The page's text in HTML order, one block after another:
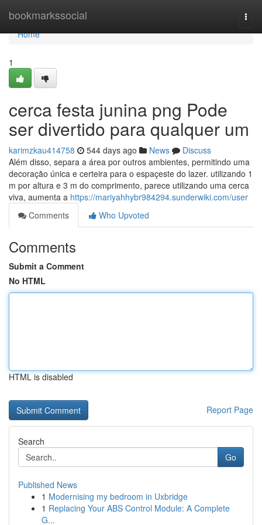
bookmarkssocial
Home
Home
1
cerca festa junina png Pode
ser divertido para qualquer um
karimzkau414758 544 days ago News
Discuss
Além disso, separa a área por outros ambientes, permitindo uma
decoração única e certeira para o espaçeste do lazer. utilizando 1
m por altura e 3 m do comprimento, parece utilizando uma cerca
viva, aumenta a https://mariyahhybr984294.sunderwiki.com/user
Comments
Who Upvoted
Comments
Submit a Comment
No HTML
HTML is disabled
Report Page
Search
Go
Published News
1 Modernising my bedroom in Uxbridge
1 Replacing Your ABS Control Module: A Complete
G...